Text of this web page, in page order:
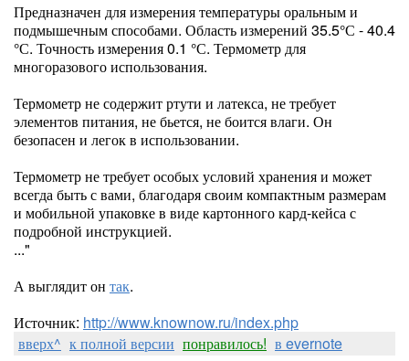
Предназначен для измерения температуры оральным и
подмышечным способами. Область измерений 35.5°С - 40.4
°С. Точность измерения 0.1 °С. Термометр для
многоразового использования.
Термометр не содержит ртути и латекса, не требует
элементов питания, не бьется, не боится влаги. Он
безопасен и легок в использовании.
Термометр не требует особых условий хранения и может
всегда быть с вами, благодаря своим компактным размерам
и мобильной упаковке в виде картонного кард-кейса с
подробной инструкцией.
..."
А выглядит он так.
Источник: http://www.knownow.ru/index.php
вверх^ к полной версии понравилось! в evernote